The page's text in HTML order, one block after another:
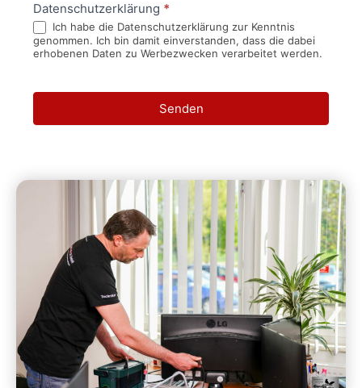
Datenschutzerklärung *
Ich habe die Datenschutzerklärung zur Kenntnis
genommen. Ich bin damit einverstanden, dass die dabei
erhobenen Daten zu Werbezwecken verarbeitet werden.
Senden